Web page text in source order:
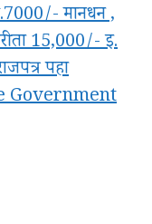
मानधन ,
15,000/- इ.
पहा
Government